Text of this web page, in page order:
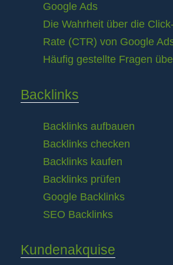
Google Ads
Die Wahrheit über die
Rate (CTR) von Google
Häufig gestellte Fragen
Backlinks
Backlinks aufbauen
Backlinks checken
Backlinks kaufen
Backlinks prüfen
Google Backlinks
SEO Backlinks
Kundenakquise